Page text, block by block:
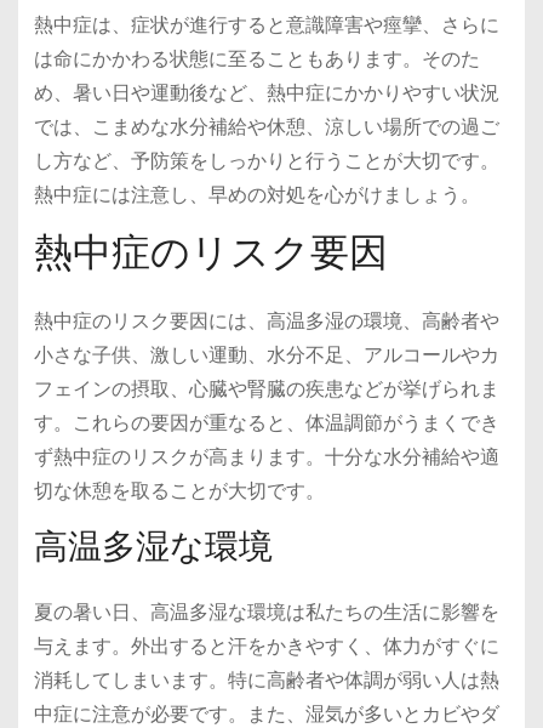
熱中症は、症状が進行すると意識障害や痙攣、さらに
は命にかかわる状態に至ることもあります。そのた
め、暑い日や運動後など、熱中症にかかりやすい状況
では、こまめな水分補給や休憩、涼しい場所での過ご
し方など、予防策をしっかりと行うことが大切です。
熱中症には注意し、早めの対処を心がけましょう。
熱中症のリスク要因
熱中症のリスク要因には、高温多湿の環境、高齢者や
小さな子供、激しい運動、水分不足、アルコールやカ
フェインの摂取、心臓や腎臓の疾患などが挙げられま
す。これらの要因が重なると、体温調節がうまくでき
ず熱中症のリスクが高まります。十分な水分補給や適
切な休憩を取ることが大切です。
高温多湿な環境
夏の暑い日、高温多湿な環境は私たちの生活に影響を
与えます。外出すると汗をかきやすく、体力がすぐに
消耗してしまいます。特に高齢者や体調が弱い人は熱
中症に注意が必要です。また、湿気が多いとカビやダ